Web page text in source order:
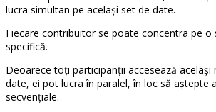
lucra simultan pe același set de date.
Fiecare contribuitor se poate concentra pe o
specifică.
Deoarece toți participanții accesează același
date, ei pot lucra în paralel, în loc să aștepte
secvențiale.